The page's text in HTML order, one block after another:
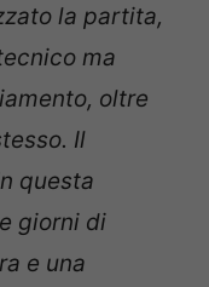
la partita,
ma
oltre
Il
questa
giorni di
e una